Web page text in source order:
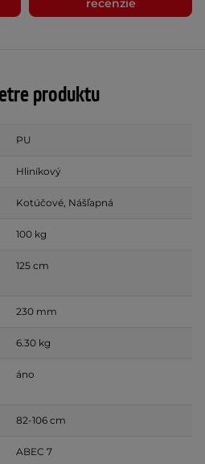
recenzie
produktu
PU
Hliníkový
Kotúčové, Nášľapná
100 kg
125 cm
230 mm
6.30 kg
áno
82-106 cm
ABEC 7